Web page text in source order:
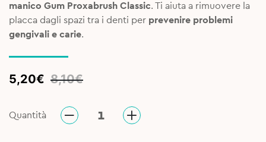
manico Gum Proxabrush Classic. Ti aiuta a rimuovere la
placca dagli spazi tra i denti per prevenire problemi
gengivali e carie.
8,10€
Original
8,10€.
5,20€
Current
5,20€.
Quantità